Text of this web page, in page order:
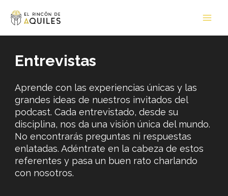
Entrevistas
Aprende con las experiencias únicas y las
grandes ideas de nuestros invitados del
podcast. Cada entrevistado, desde su
disciplina, nos da una visión única del mundo.
No encontrarás preguntas ni respuestas
enlatadas. Adéntrate en la cabeza de estos
referentes y pasa un buen rato charlando
con nosotros.